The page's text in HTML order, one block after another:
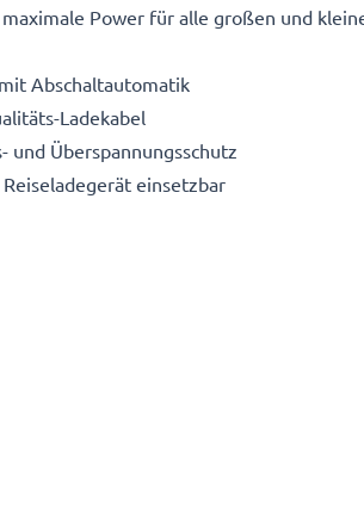
Power für alle großen und
Abschaltautomatik
Ladekabel
und Überspannungsschutz
einsetzbar